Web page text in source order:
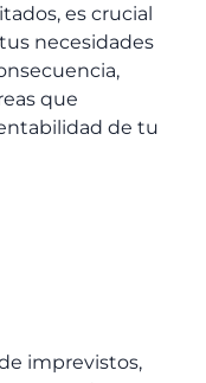
es crucial
necesidades
que
de tu
imprevistos,